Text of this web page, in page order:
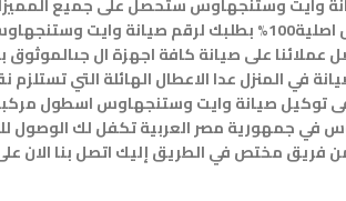
جمهورية مصر العربية تكفل لك الوصول
فريق مختص في الطريق إليك اتصل بنا الان